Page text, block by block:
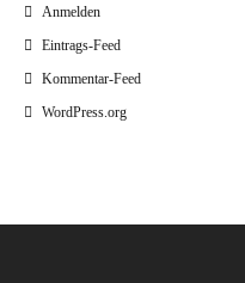
Anmelden
Eintrags-Feed
Kommentar-Feed
WordPress.org